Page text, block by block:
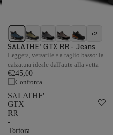
+2
SALATHE' GTX RR - Jeans
Leggera, versatile e a taglio basso: la
calzatura ideale dall'auto alla vetta
€245,00
Confronta
SALATHE'
GTX
RR
-
Tortora